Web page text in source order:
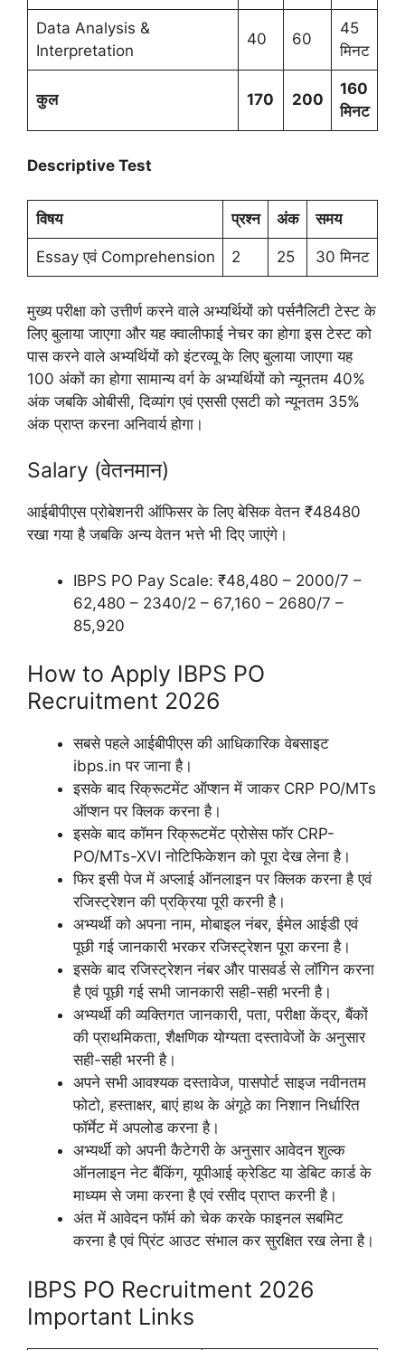
Data Analysis &
Interpretation
40 60
45
मिनट
कुल 170 200
160
मिनट
Descriptive Test
विषय प्रश्न अंक समय
Essay एवं Comprehension 2 25 30 मिनट
मुख्य परीक्षा को उत्तीर्ण करने वाले अभ्यर्थियों को पर्सनैलिटी टेस्ट के
लिए बुलाया जाएगा और यह क्वालीफाई नेचर का होगा इस टेस्ट को
पास करने वाले अभ्यर्थियों को इंटरव्यू के लिए बुलाया जाएगा यह
100 अंकों का होगा सामान्य वर्ग के अभ्यर्थियों को न्यूनतम 40%
अंक जबकि ओबीसी, दिव्यांग एवं एससी एसटी को न्यूनतम 35%
अंक प्राप्त करना अनिवार्य होगा।
Salary (वेतनमान)
आईबीपीएस प्रोबेशनरी ऑफिसर के लिए बेसिक वेतन ₹48480
रखा गया है जबकि अन्य वेतन भत्ते भी दिए जाएंगे।
IBPS PO Pay Scale: ₹48,480 – 2000/7 –
62,480 – 2340/2 – 67,160 – 2680/7 –
85,920
How to Apply IBPS PO
Recruitment 2026
सबसे पहले आईबीपीएस की आधिकारिक वेबसाइट
ibps.in पर जाना है।
इसके बाद रिक्रूटमेंट ऑप्शन में जाकर CRP PO/MTs
ऑप्शन पर क्लिक करना है।
इसके बाद कॉमन रिक्रूटमेंट प्रोसेस फॉर CRP-
PO/MTs-XVI नोटिफिकेशन को पूरा देख लेना है।
फिर इसी पेज में अप्लाई ऑनलाइन पर क्लिक करना है एवं
रजिस्ट्रेशन की प्रक्रिया पूरी करनी है।
अभ्यर्थी को अपना नाम, मोबाइल नंबर, ईमेल आईडी एवं
पूछी गई जानकारी भरकर रजिस्ट्रेशन पूरा करना है।
इसके बाद रजिस्ट्रेशन नंबर और पासवर्ड से लॉगिन करना
है एवं पूछी गई सभी जानकारी सही-सही भरनी है।
अभ्यर्थी की व्यक्तिगत जानकारी, पता, परीक्षा केंद्र, बैंकों
की प्राथमिकता, शैक्षणिक योग्यता दस्तावेजों के अनुसार
सही-सही भरनी है।
अपने सभी आवश्यक दस्तावेज, पासपोर्ट साइज नवीनतम
फोटो, हस्ताक्षर, बाएं हाथ के अंगूठे का निशान निर्धारित
फॉर्मेट में अपलोड करना है।
अभ्यर्थी को अपनी कैटेगरी के अनुसार आवेदन शुल्क
ऑनलाइन नेट बैंकिंग, यूपीआई क्रेडिट या डेबिट कार्ड के
माध्यम से जमा करना है एवं रसीद प्राप्त करनी है।
अंत में आवेदन फॉर्म को चेक करके फाइनल सबमिट
करना है एवं प्रिंट आउट संभाल कर सुरक्षित रख लेना है।
IBPS PO Recruitment 2026
Important Links